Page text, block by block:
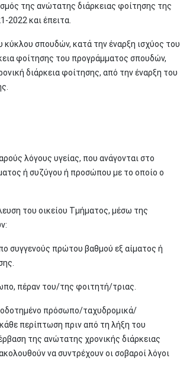
της ανώτατης διάρκειας φοίτησης της
2022 και έπειτα.
κύκλου σπουδών, κατά την έναρξη ισχύος του
φοίτησης του προγράμματος σπουδών,
διάρκεια φοίτησης, από την έναρξη του
λόγους υγείας, που ανάγονται στο
ή συζύγου ή προσώπου με το οποίο ο
του οικείου Τμήματος, μέσω της
συγγενούς πρώτου βαθμού εξ αίματος ή
πέραν του/της φοιτητή/τριας.
πρόσωπο/ταχυδρομικά/
περίπτωση πριν από τη λήξη του
της ανώτατης χρονικής διάρκειας
να συντρέχουν οι σοβαροί λόγοι